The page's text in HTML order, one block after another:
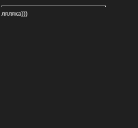
ляляка)))